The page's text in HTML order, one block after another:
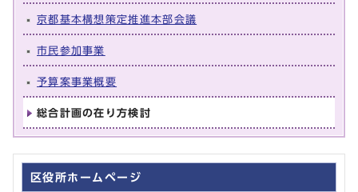
京都基本構想策定推進本部会議
市民参加事業
予算案事業概要
総合計画の在り方検討
区役所ホームページ